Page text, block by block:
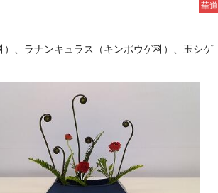
華道
、ラナンキュラス（キンポウゲ科）、玉シゲ